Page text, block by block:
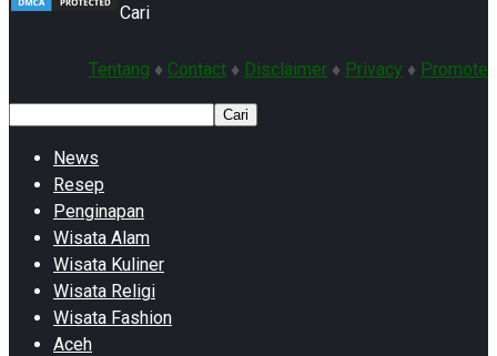
Tentang ♦ Contact ♦ Disclaimer ♦ Privacy ♦ Promote
Cari
Cari
News
Resep
Penginapan
Wisata Alam
Wisata Kuliner
Wisata Religi
Wisata Fashion
Aceh